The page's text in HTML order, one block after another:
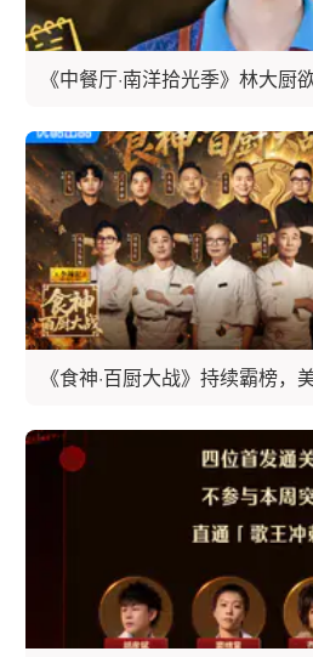
《中餐厅·南洋拾光季》林大厨
《食神·百厨大战》持续霸榜，